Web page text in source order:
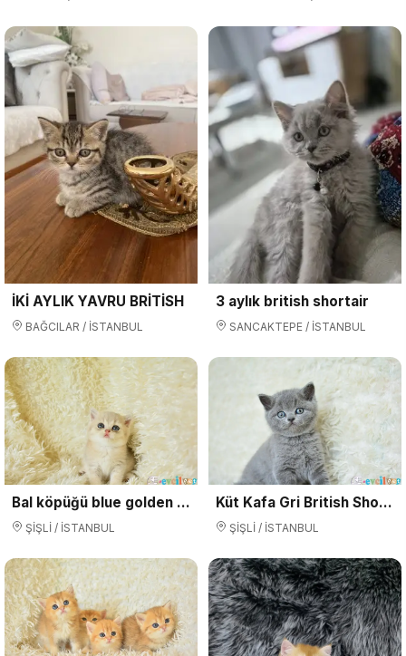
İKİ AYLIK YAVRU BRİTİSH
BAĞCILAR / İSTANBUL
3 aylık british shortair
SANCAKTEPE / İSTANBUL
Bal köpüğü blue golden british shorthair
ŞİŞLİ / İSTANBUL
Küt Kafa Gri British Shorthair
ŞİŞLİ / İSTANBUL